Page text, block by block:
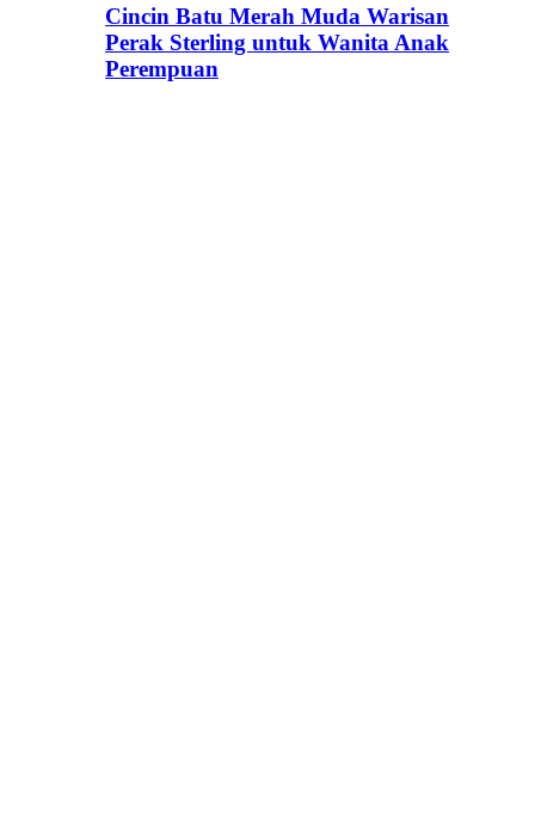
Cincin Batu Merah Muda Warisan
Perak Sterling untuk Wanita Anak
Perempuan